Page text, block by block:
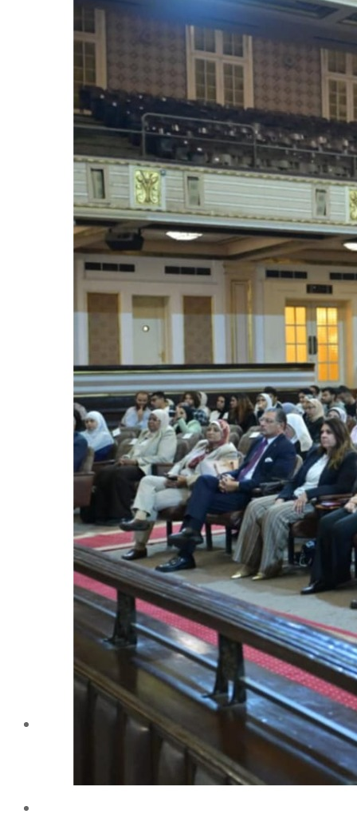
عن قطاع التعليم والطلاب
مهام القطاع
تقرير قطاع شئون التعليم والطلاب
المصروفات الدراسية المقررة للطلاب المستجدين
مواعيد تقديم الطلاب المستجدين العام الجامعى
2019/2020
شروط قبول الطلاب الوافديين
الإرشاد الأكاديمى
للحصول على البريد الالكترونى للطالب
التدريب الميداني
نادى الطلاب المتفوقين
الدراسات العليا والبحوث والعلاقات الثقافية
عن قطاع الدراسات العليا والبحوث
إدارة العلاقات الثقافية
المصاريف الدراسية لطلاب الدراسات العليا
البرامج الدراسية
الدكتوراة
برنامج الماجستير
برنامج الماجستير المهنى
ماجستير الأدارة المستدامة للأراضى
لوائح برامج الدراسات العليا
(الأوراق المطلوبة للتسجيل (ماجستير/ دكتوراه
التقدم للدراسات العليا إلكترونيا
تسجيل المقررات
شروط قبول الطلاب الوافديين
متطلبات منح درجة الدكتوراة
إيداع الرسائل بالمكتبة المركزية
نماذج البعثات والمهمات العلمية
قواعد كتابة الرسائل العلمية
محطة التجارب و البحوث الزراعية
خدمة المجتمع وتنمية البيئة
تقرير قطاع شئون البيئة و خدمة المجتمع
عن قطاع خدمة المجتمع وتنمية البيئة
الخطة السنوية للقطاع
وحدة الأزمات والكوارث
أنشطة قطاع شئون البيئة و خدمة المجتمع
رعاية الشباب والخريجون
إدارة رعاية الشباب
الخدمات التى تقدمها الإدارة